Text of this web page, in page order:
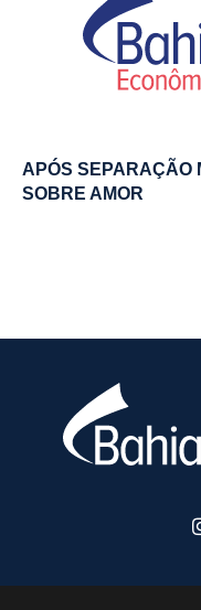
APÓS SEPARAÇÃO
SOBRE AMOR